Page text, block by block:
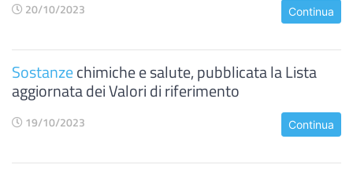
20/10/2023 Continua
Sostanzechimiche e salute, pubblicata la Lista
aggiornata dei Valori di riferimento
19/10/2023 Continua